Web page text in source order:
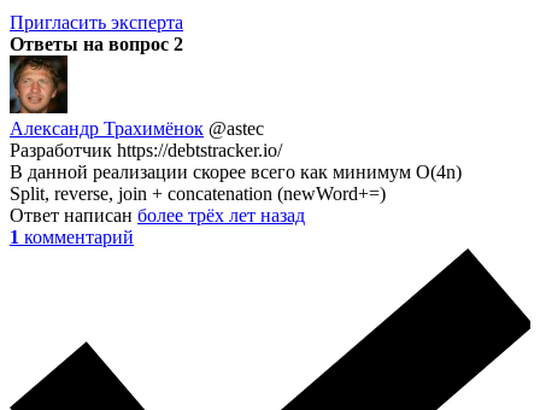
Пригласить эксперта
Ответы на вопрос 2
Александр Трахимёнок @astec
Разработчик https://debtstracker.io/
В данной реализации скорее всего как минимум О(4n)
Split, reverse, join + concatenation (newWord+=)
Ответ написан более трёх лет назад
1 комментарий